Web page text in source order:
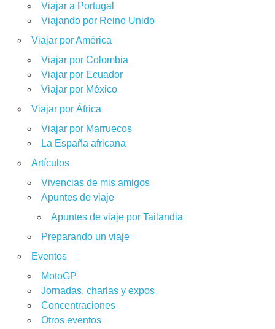
Viajar a Portugal
Viajando por Reino Unido
Viajar por América
Viajar por Colombia
Viajar por Ecuador
Viajar por México
Viajar por África
Viajar por Marruecos
La España africana
Artículos
Vivencias de mis amigos
Apuntes de viaje
Apuntes de viaje por Tailandia
Preparando un viaje
Eventos
MotoGP
Jornadas, charlas y expos
Concentraciones
Otros eventos